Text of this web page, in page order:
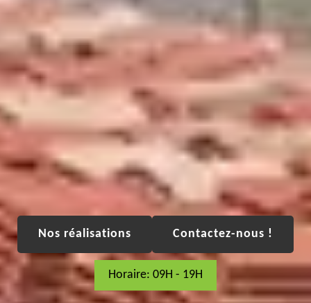
Nos réalisations Contactez-nous !
Horaire: 09H - 19H